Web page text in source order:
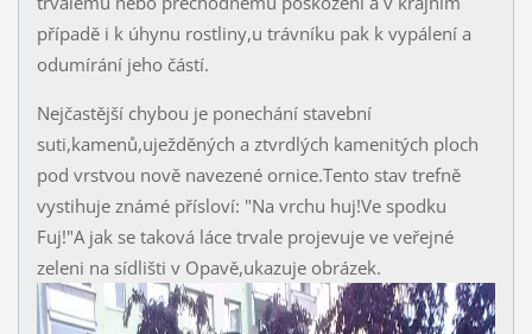
případě i k úhynu rostliny,u trávníku pak k vypálení a
odumírání jeho částí.
Nejčastější chybou je ponechání stavební
suti,kamenů,uježděných a ztvrdlých kamenitých ploch
pod vrstvou nově navezené ornice.Tento stav trefně
vystihuje známé přísloví: "Na vrchu huj!Ve spodku
Fuj!"A jak se taková láce trvale projevuje ve veřejné
zeleni na sídlišti v Opavě,ukazuje obrázek.